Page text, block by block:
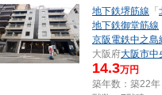
地下鉄堺筋線 「
地下鉄御堂筋線
京阪電鉄中之島
大阪府大阪市中
14.3万円
築年数：築22年